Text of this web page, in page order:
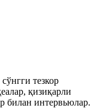
тезкор
қизиқарли
билан интервьюлар.